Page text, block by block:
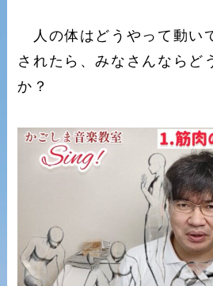
人の体はどうやって動い
されたら、みなさんならど
か？